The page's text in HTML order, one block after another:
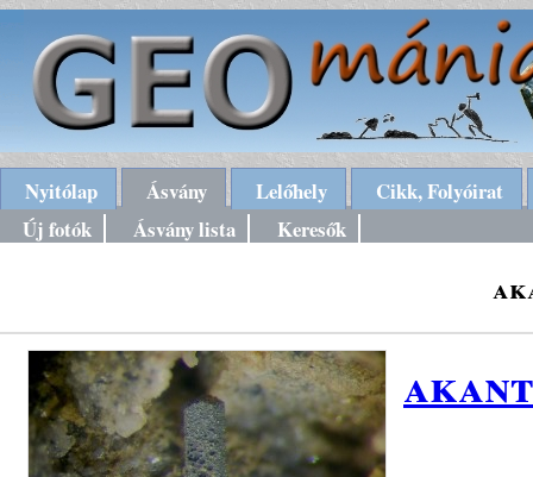
Nyitólap Ásvány Lelőhely
Cikk, Folyóirat
Új fotók
Ásvány lista Keresők